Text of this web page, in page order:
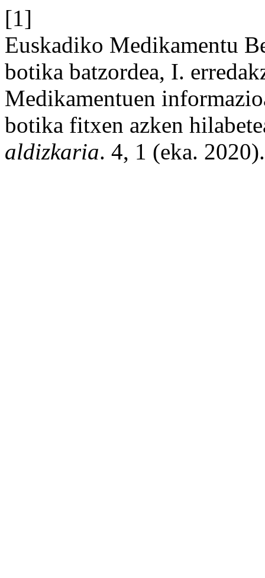
[1]
Euskadiko Medikamentu
botika batzordea, I.
Medikamentuen
botika fitxen azken
aldizkaria. 4, 1 (eka. 2020).